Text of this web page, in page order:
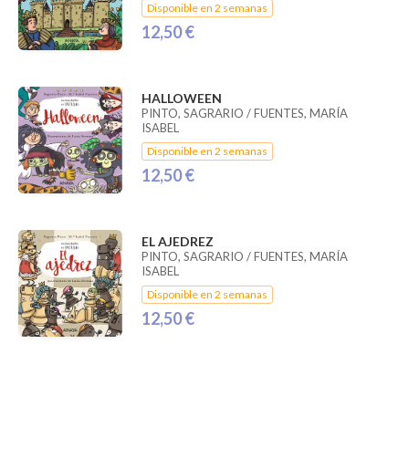
Disponible en 2 semanas
12,50 €
HALLOWEEN
PINTO, SAGRARIO / FUENTES, MARÍA
ISABEL
Disponible en 2 semanas
12,50 €
EL AJEDREZ
PINTO, SAGRARIO / FUENTES, MARÍA
ISABEL
Disponible en 2 semanas
12,50 €